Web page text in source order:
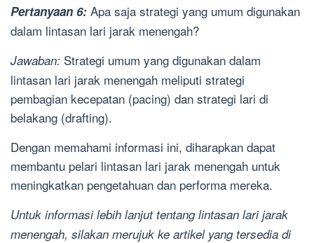
Pertanyaan 6: Apa saja strategi yang umum digunakan
dalam lintasan lari jarak menengah?
Jawaban: Strategi umum yang digunakan dalam
lintasan lari jarak menengah meliputi strategi
pembagian kecepatan (pacing) dan strategi lari di
belakang (drafting).
Dengan memahami informasi ini, diharapkan dapat
membantu pelari lintasan lari jarak menengah untuk
meningkatkan pengetahuan dan performa mereka.
Untuk informasi lebih lanjut tentang lintasan lari jarak
menengah, silakan merujuk ke artikel yang tersedia di